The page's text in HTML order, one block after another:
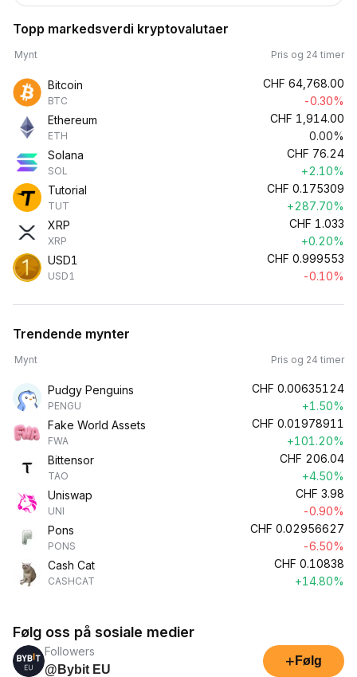
Topp markedsverdi kryptovalutaer
Mynt Pris og 24 timer
Bitcoin
BTC
CHF 64,768.00
-0.30%
Ethereum
ETH
CHF 1,914.00
0.00%
Solana
SOL
CHF 76.24
+2.10%
Tutorial
TUT
CHF 0.175309
+287.70%
XRP
XRP
CHF 1.033
+0.20%
USD1
USD1
CHF 0.999553
-0.10%
Trendende mynter
Mynt Pris og 24 timer
Pudgy Penguins
PENGU
CHF 0.00635124
+1.50%
Fake World Assets
FWA
CHF 0.01978911
+101.20%
Bittensor
TAO
CHF 206.04
+4.50%
Uniswap
UNI
CHF 3.98
-0.90%
Pons
PONS
CHF 0.02956627
-6.50%
Cash Cat
CASHCAT
CHF 0.10838
+14.80%
Følg oss på sosiale medier
Followers
@Bybit EU
+ Følg